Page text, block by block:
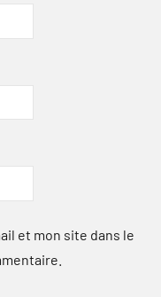
et mon site dans le